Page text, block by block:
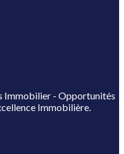
Immobilier - Opportunités
Immobilière.